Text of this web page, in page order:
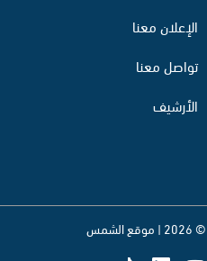
الإعلان معنا
تواصل معنا
الأرشيف